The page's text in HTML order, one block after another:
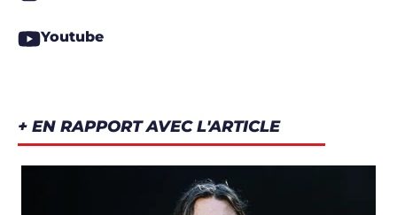
Youtube
+ EN RAPPORT AVEC L'ARTICLE